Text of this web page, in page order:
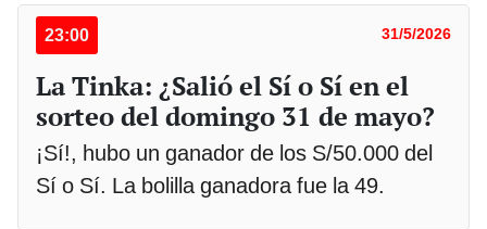
23:00 31/5/2026
La Tinka: ¿Salió el Sí o Sí en el
sorteo del domingo 31 de mayo?
¡Sí!, hubo un ganador de los S/50.000 del
Sí o Sí. La bolilla ganadora fue la 49.